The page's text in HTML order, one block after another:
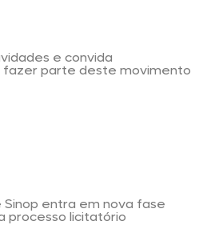
e convida
parte deste movimento
entra em nova fase
processo licitatório